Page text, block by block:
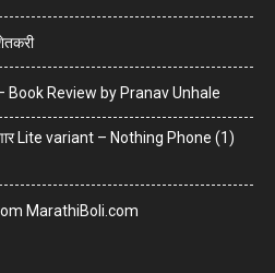
Book Review by Pranav Unhale
Lite variant – Nothing Phone (1)
MarathiBoli.com